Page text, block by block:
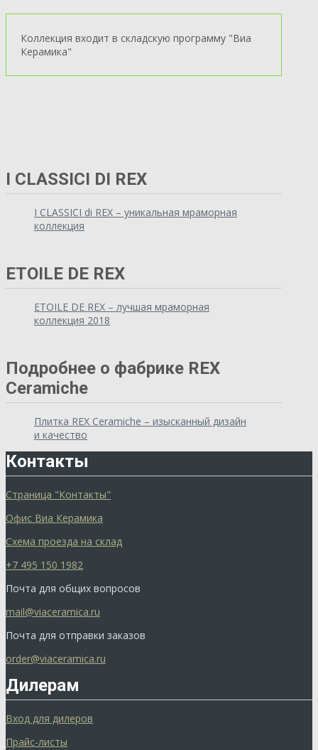
Коллекция входит в складскую программу "Виа
Керамика"
I CLASSICI DI REX
I CLASSICI di REX – уникальная мраморная
коллекция
ETOILE DE REX
ETOILE DE REX – лучшая мраморная
коллекция 2018
Подробнее о фабрике REX
Ceramiche
Плитка REX Ceramiche – изысканный дизайн
и качество
Контакты
Страница "Контакты"
Офис Виа Керамика
Схема проезда на склад
+7 495 150 1982
Почта для общих вопросов
mail@viaceramica.ru
Почта для отправки заказов
order@viaceramica.ru
Дилерам
Вход для дилеров
Прайс-листы